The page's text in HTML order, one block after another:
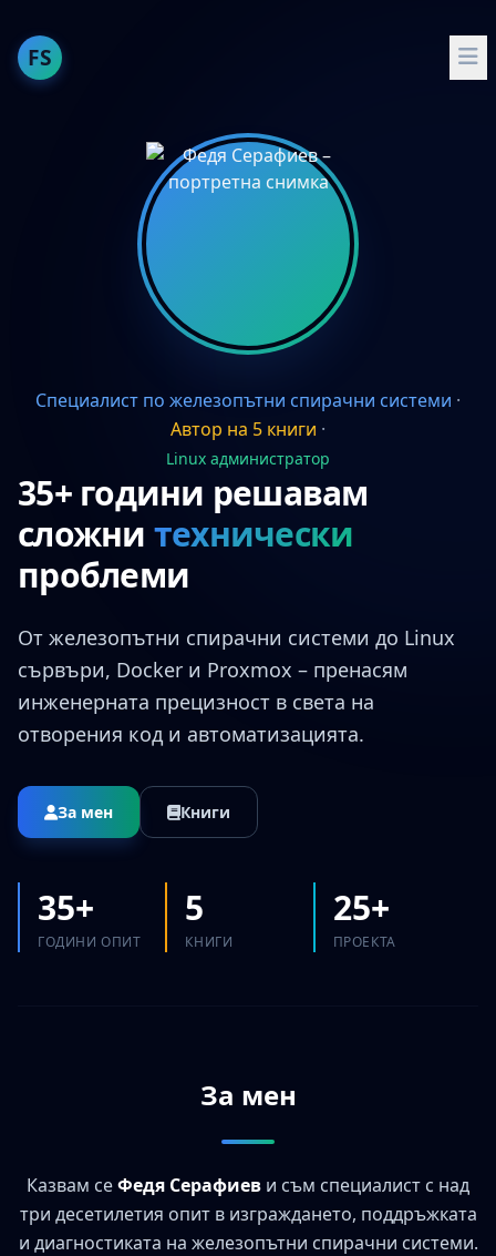
FS
English
Docker и Docker Compose
Специалист по железопътни спирачни системи ·
Автор на 5 книги ·
Linux администратор
35+ години решавам
сложни технически
проблеми
От железопътни спирачни системи до Linux
сървъри, Docker и Proxmox – пренасям
инженерната прецизност в света на
отворения код и автоматизацията.
За мен Книги
35+
ГОДИНИ ОПИТ
5
КНИГИ
25+
ПРОЕКТА
За мен
Казвам сеФедя Серафиев и съм специалист с над
три десетилетия опит в изграждането, поддръжката
и диагностиката на железопътни спирачни системи.